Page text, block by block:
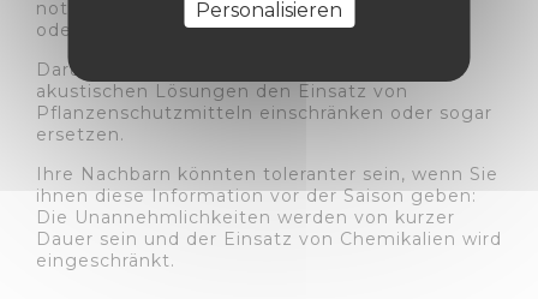
notwendig, eine Schutztechnik für mehr als 3
oder 4 Wochen zu verwenden.
Darüber hinaus kann der Einsatz von
akustischen Lösungen den Einsatz von
Pflanzenschutzmitteln einschränken oder sogar
ersetzen.
Ihre Nachbarn könnten toleranter sein, wenn Sie
ihnen diese Information vor der Saison geben:
Die Unannehmlichkeiten werden von kurzer
Dauer sein und der Einsatz von Chemikalien wird
eingeschränkt.
Personalisieren